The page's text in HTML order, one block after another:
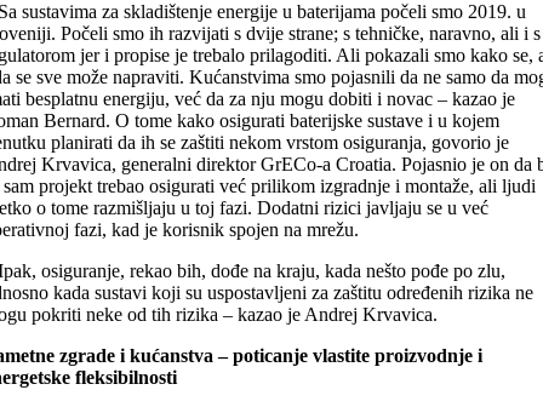
sustavima za skladištenje energije u baterijama počeli smo 2019. u
Počeli smo ih razvijati s dvije strane; s tehničke, naravno, ali i s
jer i propise je trebalo prilagoditi. Ali pokazali smo kako se,
se sve može napraviti. Kućanstvima smo pojasnili da ne samo da
besplatnu energiju, već da za nju mogu dobiti i novac – kazao je
Bernard. O tome kako osigurati baterijske sustave i u kojem
planirati da ih se zaštiti nekom vrstom osiguranja, govorio je
Krvavica, generalni direktor GrECo-a Croatia. Pojasnio je on da
sam projekt trebao osigurati već prilikom izgradnje i montaže, ali ljudi
o tome razmišljaju u toj fazi. Dodatni rizici javljaju se u već
fazi, kad je korisnik spojen na mrežu.
osiguranje, rekao bih, dođe na kraju, kada nešto pođe po zlu,
kada sustavi koji su uspostavljeni za zaštitu određenih rizika ne
pokriti neke od tih rizika – kazao je Andrej Krvavica.
zgrade i kućanstva – poticanje vlastite proizvodnje i
fleksibilnosti